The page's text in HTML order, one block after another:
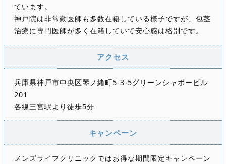
ています。
神戸院は非常勤医師も多数在籍している様子ですが、包茎
治療に専門医師が多く在籍していて安心感は格別です。
アクセス
兵庫県神戸市中央区琴ノ緒町5-3-5グリーンシャポービル
201
各線三宮駅より徒歩5分
キャンペーン
メンズライフクリニックではお得な期間限定キャンペーン